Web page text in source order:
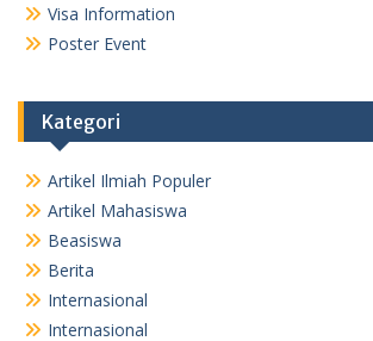
Visa Information
Poster Event
Kategori
Artikel Ilmiah Populer
Artikel Mahasiswa
Beasiswa
Berita
Internasional
Internasional